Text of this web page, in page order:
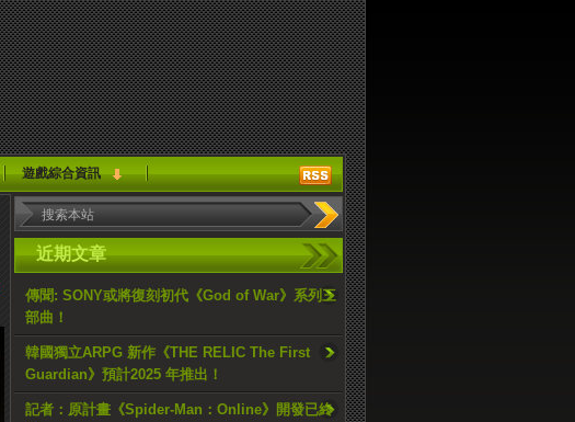
遊戲綜合資訊
近期文章
傳聞: SONY或將復刻初代《God of War》系列三
部曲！
韓國獨立ARPG 新作《THE RELIC The First
Guardian》預計2025 年推出！
記者：原計畫《Spider-Man：Online》開發已終